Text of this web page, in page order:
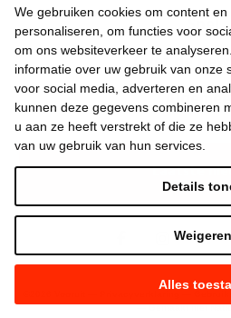
We gebruiken cookies om content
personaliseren, om functies voor
om ons websiteverkeer te
informatie over uw gebruik van onze
voor social media, adverteren en
kunnen deze gegevens combineren
u aan ze heeft verstrekt of die ze
van uw gebruik van hun services.
Alles
Weigeren
Details
Snel
Over de
Laatste
—Gemaakt met